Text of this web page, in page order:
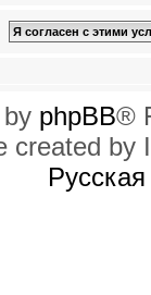
phpBB®
created by